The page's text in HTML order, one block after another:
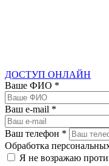
ДОСТУП ОНЛАЙН
Ваше ФИО *
Ваш e-mail *
Ваш телефон *
Обработка
Я не возражаю